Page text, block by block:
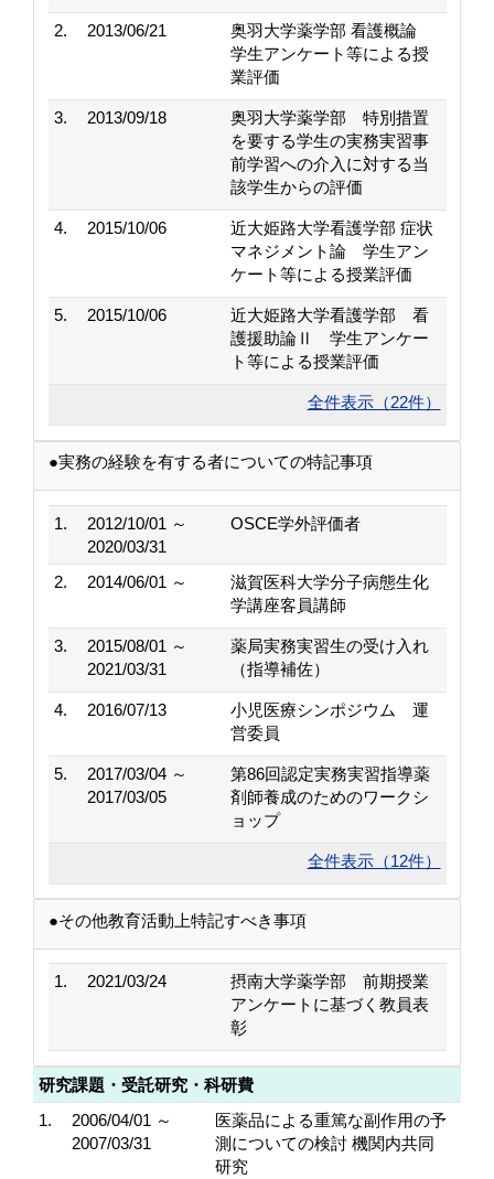
2. 2013/06/21
奥羽大学薬学部 看護概論
学生アンケート等による授
業評価
3. 2013/09/18
奥羽大学薬学部 特別措置
を要する学生の実務実習事
前学習への介入に対する当
該学生からの評価
4. 2015/10/06
近大姫路大学看護学部 症状
マネジメント論 学生アン
ケート等による授業評価
5. 2015/10/06
近大姫路大学看護学部 看
護援助論Ⅱ 学生アンケー
ト等による授業評価
全件表示（22件）
●実務の経験を有する者についての特記事項
1.
2012/10/01 ～
2020/03/31
OSCE学外評価者
2. 2014/06/01 ～
滋賀医科大学分子病態生化
学講座客員講師
3.
2015/08/01 ～
2021/03/31
薬局実務実習生の受け入れ
（指導補佐）
4. 2016/07/13
小児医療シンポジウム 運
営委員
5.
2017/03/04 ～
2017/03/05
第86回認定実務実習指導薬
剤師養成のためのワークシ
ョップ
全件表示（12件）
●その他教育活動上特記すべき事項
1. 2021/03/24
摂南大学薬学部 前期授業
アンケートに基づく教員表
彰
研究課題・受託研究・科研費
1.
2006/04/01 ～
2007/03/31
医薬品による重篤な副作用の予
測についての検討 機関内共同
研究